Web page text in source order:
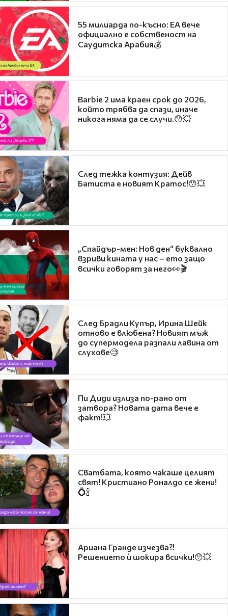
55 милиарда по-късно: EA вече
официално е собственост на
Саудитска Арабия💰
Barbie 2 има краен срок до 2026,
който трябва да спази, иначе
никога няма да се случи.😯💥
След тежка контузия: Дейв
Батиста е новият Кратос!😯💥
„Спайдър-мен: Нов ден“ буквално
взриви кината у нас – ето защо
всички говорят за него👀🎬
След Брадли Купър, Ирина Шейк
отново е влюбена? Новият мъж
до супермодела разпали лавина от
слухове🧐
Пи Диди излиза по-рано от
затвора? Новата дата вече е
факт!💥
Сватбата, която чакаше целият
свят! Кристиано Роналдо се жени!
💍🍾
Ариана Гранде изчезва?!
Решението ѝ шокира всички!😯💥